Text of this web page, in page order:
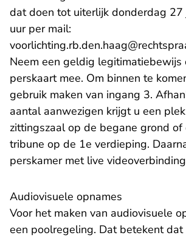
dat doen tot uiterlijk donderdag 27
uur per mail:
Neem een geldig legitimatiebewijs
perskaart mee. Om binnen te
gebruik maken van ingang 3.
aantal aanwezigen krijgt u een
zittingszaal op de begane grond
tribune op de 1e verdieping.
perskamer met live
Audiovisuele opnames
Voor het maken van audiovisuele
een poolregeling. Dat betekent